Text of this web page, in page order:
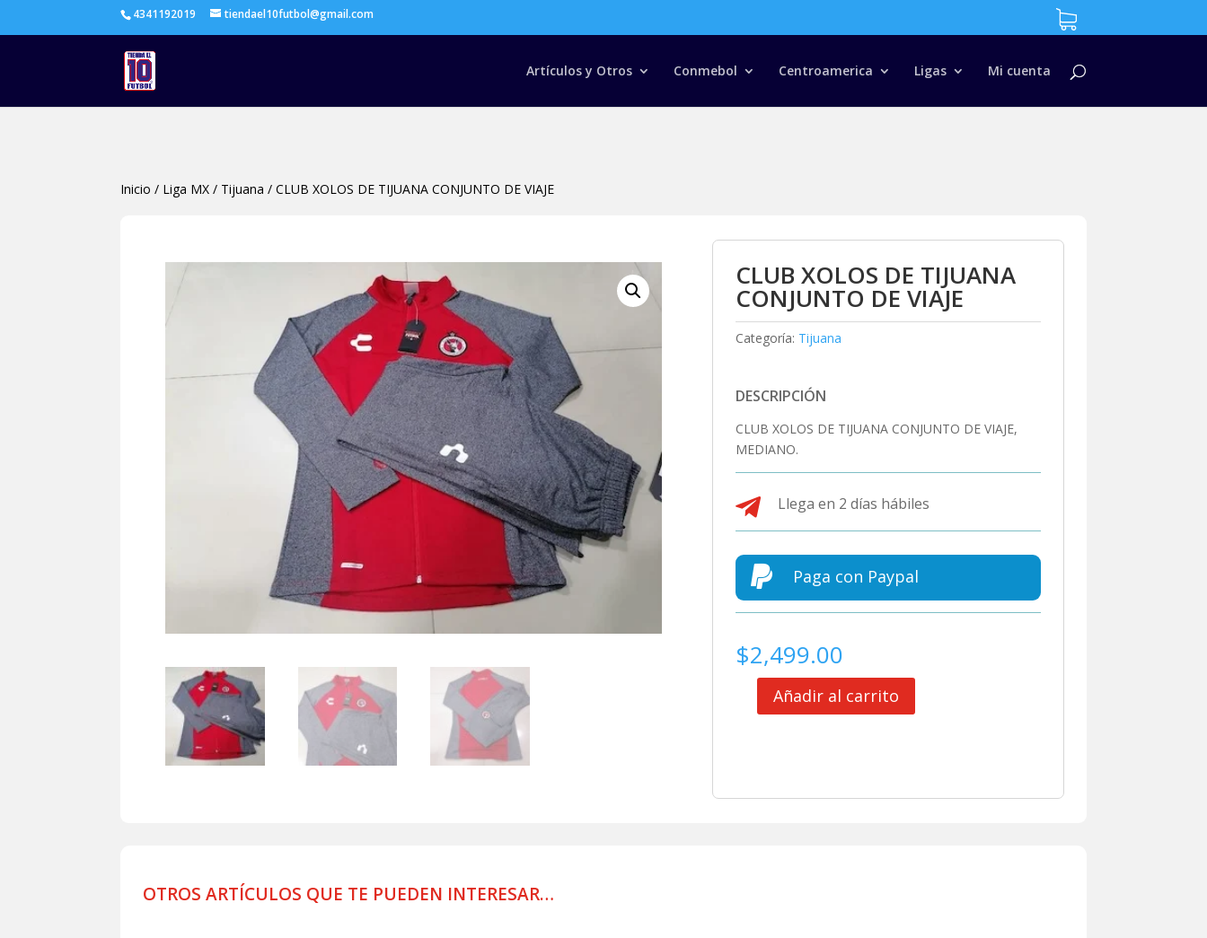
4341192019 tiendael10futbol@gmail.com
Artículos y Otros Conmebol Centroamerica Ligas Mi cuenta
Búsqueda
productos
Inicio / Liga MX / Tijuana /CLUB XOLOS DE TIJUANA CONJUNTO DE VIAJE
CLUB XOLOS DE TIJUANA
CONJUNTO DE VIAJE
Categoría: Tijuana
DESCRIPCIÓN
CLUB XOLOS DE TIJUANA CONJUNTO DE VIAJE,
MEDIANO.
 Llega en 2 días hábiles
 Paga con Paypal
$2,499.00
Añadir al carrito
OTROS ARTÍCULOS QUE TE PUEDEN INTERESAR…